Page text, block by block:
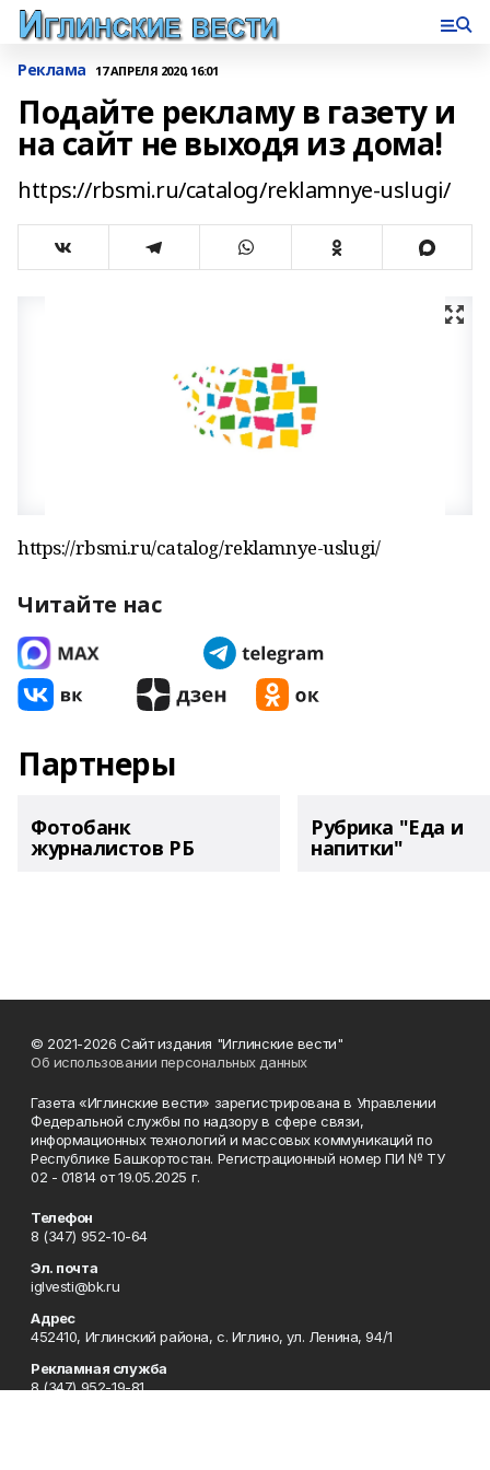
Реклама 17 АПРЕЛЯ 2020, 16:01
Подайте рекламу в газету и
на сайт не выходя из дома!
https://rbsmi.ru/catalog/reklamnye-uslugi/
https://rbsmi.ru/catalog/reklamnye-uslugi/
Читайте нас
Партнеры
Фотобанк
журналистов РБ
Рубрика "Еда и
напитки"
© 2021-2026 Сайт издания "Иглинские вести"
Об использовании персональных данных
Газета «Иглинские вести» зарегистрирована в Управлении
Федеральной службы по надзору в сфере связи,
информационных технологий и массовых коммуникаций по
Республике Башкортостан. Регистрационный номер ПИ № ТУ
02 - 01814 от 19.05.2025 г.
Телефон
8 (347) 952-10-64
Эл. почта
iglvesti@bk.ru
Адрес
452410, Иглинский района, с. Иглино, ул. Ленина, 94/1
Рекламная служба
8 (347) 952-19-81